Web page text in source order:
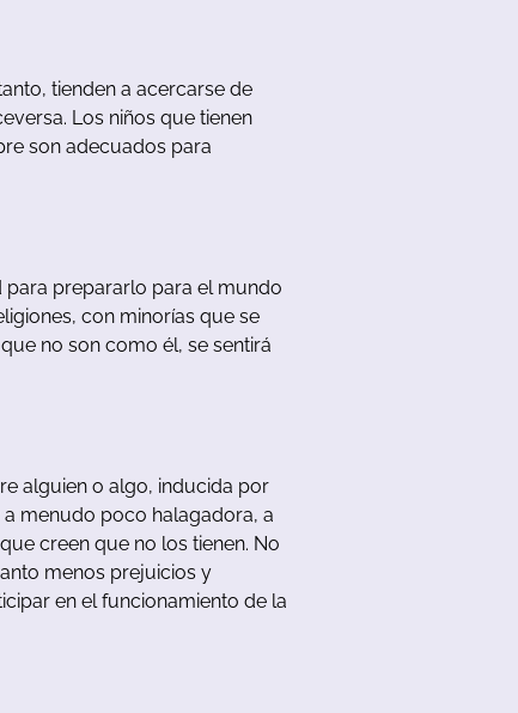
, tienden a acercarse de
. Los niños que tienen
son adecuados para
para prepararlo para el mundo
, con minorías que se
que no son como él, se sentirá
alguien o algo, inducida por
a menudo poco halagadora, a
que creen que no los tienen. No
menos prejuicios y
en el funcionamiento de la